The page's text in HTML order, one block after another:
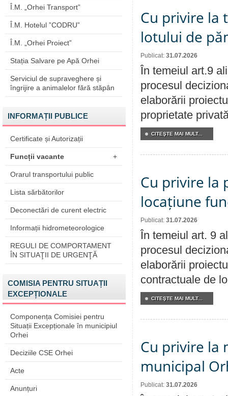
Î.M. „Orhei Transport”
Î.M. Hotelul ”CODRU”
Î.M. „Orhei Proiect”
Stația Salvare pe Apă Orhei
Serviciul de supraveghere și
îngrijire a animalelor fără stăpân
INFORMAȚII PUBLICE
Certificate și Autorizații
Funcții vacante +
Orarul transportului public
Lista sărbătorilor
Deconectări de curent electric
Informații hidrometeorologice
REGULI DE COMPORTAMENT
ÎN SITUAŢII DE URGENŢĂ
COMISIA PENTRU SITUAȚII
EXCEPȚIONALE
Componența Comisiei pentru
Situații Excepționale în municipiul
Orhei
Deciziile CSE Orhei
Acte
Anunțuri
Cu privire la
lotului de
Publicat: 31.07.2026
În temeiul art.9
procesul
elaborării
proprietate
CITEŞTE MAI MULT...
Cu privire la
locațiune
Publicat: 31.07.2026
În temeiul art. 9
procesul
elaborării
contractuale de
CITEŞTE MAI MULT...
Cu privire la
municipal
Publicat: 31.07.2026